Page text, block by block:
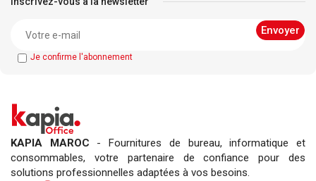
Je confirme l'abonnement
KAPIA MAROC - Fournitures de bureau, informatique et
consommables, votre partenaire de confiance pour des
solutions professionnelles adaptées à vos besoins.